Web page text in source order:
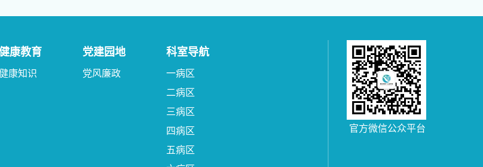
康教育
康知识
党建园地
党风廉政
科室导航
一病区
二病区
三病区
四病区
五病区
官方微信公众平台